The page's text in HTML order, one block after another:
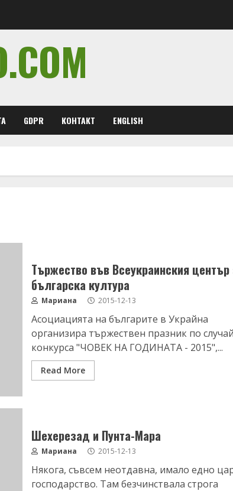
GDPR КОНТАКТ ENGLISH
Тържество във Всеукраинския център
българска култура
Мариана 2015-12-13
Асоциацията на българите в Украйна
организира тържествен празник по случай
конкурса "ЧОВЕК НА ГОДИНАТА - 2015",...
Read More
Шехерезад и Пунта-Мара
Мариана 2015-12-13
Някога, съвсем неотдавна, имало едно
господарство. Там безчинствала строга